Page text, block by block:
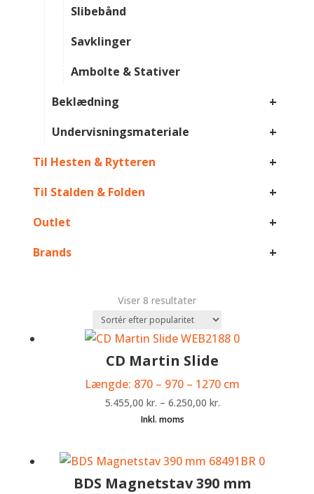
Slibebånd
Savklinger
Ambolte & Stativer
Beklædning
+
Undervisningsmateriale +
Til Hesten & Rytteren +
Til Stalden & Folden +
Outlet +
Brands +
Viser 8 resultaterSorteret
efter
popularitet
CD Martin Slide
Længde: 870 – 970 – 1270 cm
5.455,00 kr. – 6.250,00 kr.
BDS Magnetstav 390 mm